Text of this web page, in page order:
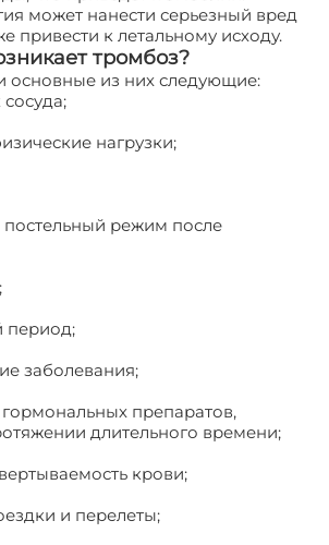
может нанести серьезный вред
привести к летальному исходу.
тромбоз?
основные из них следующие:
сосуда;
нагрузки;
режим после
период;
заболевания;
гормональных препаратов,
длительного времени;
крови;
и перелеты;